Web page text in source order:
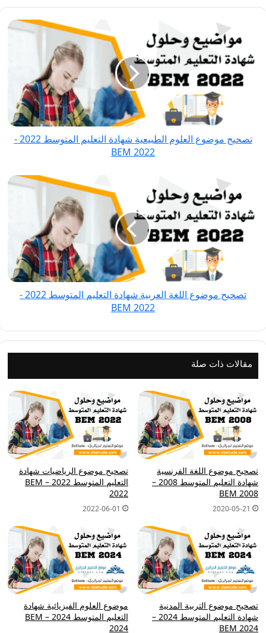
موضوع
العلوم
الطبيعية
شهادة
تصحيح موضوع العلوم الطبيعية شهادة التعليم المتوسط 2022 -
BEM 2022
موضوع
اللغة
العربية
شهادة
تصحيح موضوع اللغة العربية شهادة التعليم المتوسط 2022 -
BEM 2022
مقالات ذات صلة
تصحيح موضوع اللغة الفرنسية
شهادة التعليم المتوسط 2008 –
BEM 2008
2020-05-21
تصحيح موضوع الرياضيات شهادة
التعليم المتوسط 2022 – BEM
2022
2022-06-01
تصحيح موضوع التربية المدنية
شهادة التعليم المتوسط 2024 –
BEM 2024
موضوع العلوم الفيزيائية شهادة
التعليم المتوسط 2024 – BEM
2024